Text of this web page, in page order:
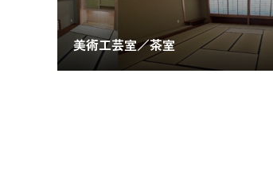
美術工芸室／茶室